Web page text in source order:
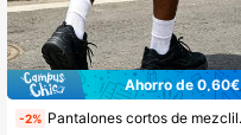
Ahorro de 0,60€
-2% Pantalones cortos de mezclilla de moda callejera para hombres, estilo hip hop, bordado de telaraña, pantalones cortos de mezclilla rectos y sueltos en los muslos